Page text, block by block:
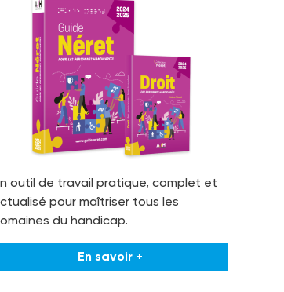
outil de travail pratique, complet et
pour maîtriser tous les
du handicap.
En savoir +